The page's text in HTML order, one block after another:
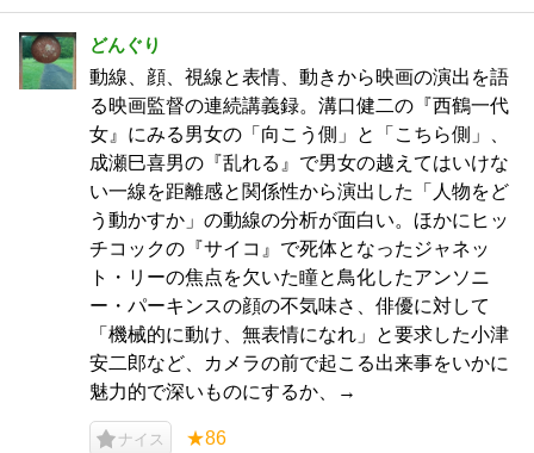
どんぐり
動線、顔、視線と表情、動きから映画の演出を語
る映画監督の連続講義録。溝口健二の『西鶴一代
女』にみる男女の「向こう側」と「こちら側」、
成瀬巳喜男の『乱れる』で男女の越えてはいけな
い一線を距離感と関係性から演出した「人物をど
う動かすか」の動線の分析が面白い。ほかにヒッ
チコックの『サイコ』で死体となったジャネッ
ト・リーの焦点を欠いた瞳と鳥化したアンソニ
ー・パーキンスの顔の不気味さ、俳優に対して
「機械的に動け、無表情になれ」と要求した小津
安二郎など、カメラの前で起こる出来事をいかに
魅力的で深いものにするか、→
ナイス ★86